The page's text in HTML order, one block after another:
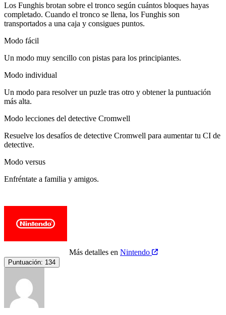
Los Funghis brotan sobre el tronco según cuántos bloques hayas
completado. Cuando el tronco se llena, los Funghis son
transportados a una caja y consigues puntos.
Modo fácil
Un modo muy sencillo con pistas para los principiantes.
Modo individual
Un modo para resolver un puzle tras otro y obtener la puntuación
más alta.
Modo lecciones del detective Cromwell
Resuelve los desafíos de detective Cromwell para aumentar tu CI de
detective.
Modo versus
Enfréntate a familia y amigos.
Más detalles en Nintendo
Puntuación: 134